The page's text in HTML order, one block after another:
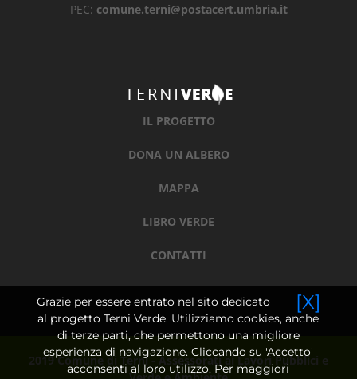
PEC: comune.terni@postacert.umbria.it
IL PROGETTO
DONA UN ALBERO
MAPPA
LIBRO VERDE
CONTATTI
2019 Comune di Terni - Assessorati ai Lavori Pubblici e
[X]
Grazie per essere entrato nel sito dedicato
al progetto Terni Verde. Utilizziamo cookies, anche
di terze parti, che permettono una migliore
esperienza di navigazione. Cliccando su 'Accetto'
acconsenti al loro utilizzo. Per maggiori